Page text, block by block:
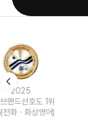
한국브랜드선호도
교육(전화ㆍ화상